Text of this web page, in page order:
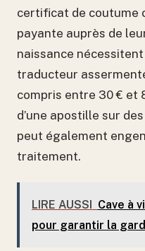
certificat de coutume
payante auprès de
naissance
traducteur
compris entre 30 € et
d’une apostille sur
peut également
traitement.
LIRE AUSSI Cave à
pour garantir la